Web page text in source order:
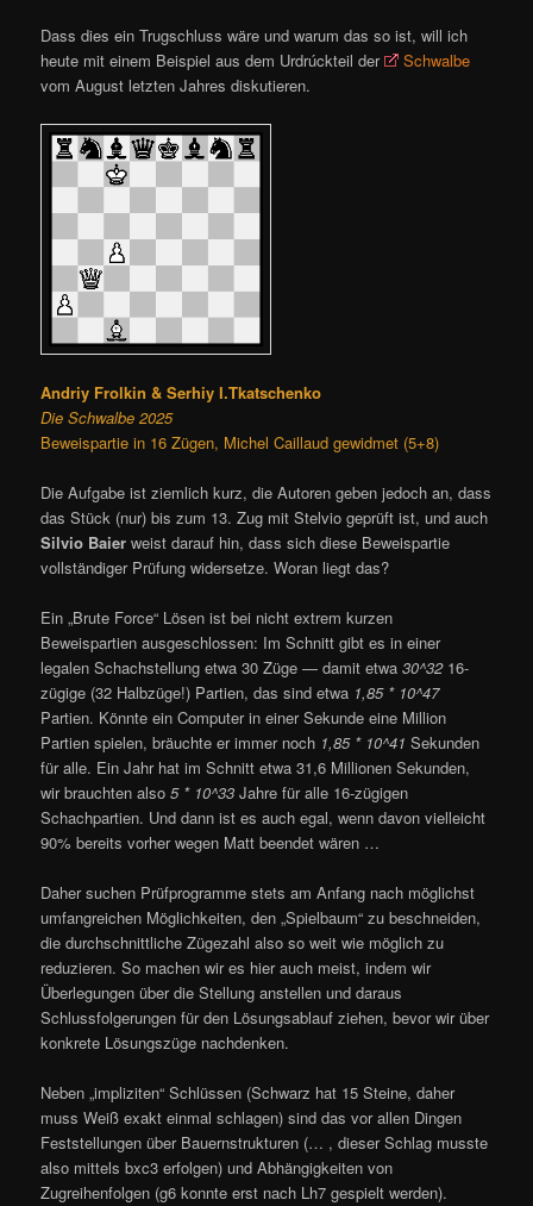
Dass dies ein Trugschluss wäre und warum das so ist, will ich
heute mit einem Beispiel aus dem Urdrúckteil der
Schwalbe
vom August letzten Jahres diskutieren.
Andriy Frolkin & Serhiy I.Tkatschenko
Die Schwalbe 2025
Beweispartie in 16 Zügen, Michel Caillaud gewidmet (5+8)
Die Aufgabe ist ziemlich kurz, die Autoren geben jedoch an, dass
das Stück (nur) bis zum 13. Zug mit Stelvio geprüft ist, und auch
Silvio Baier weist darauf hin, dass sich diese Beweispartie
vollständiger Prüfung widersetze. Woran liegt das?
Ein „Brute Force“ Lösen ist bei nicht extrem kurzen
Beweispartien ausgeschlossen: Im Schnitt gibt es in einer
legalen Schachstellung etwa 30 Züge — damit etwa30^3216-
zügige (32 Halbzüge!) Partien, das sind etwa 1,85 * 10^47
Partien. Könnte ein Computer in einer Sekunde eine Million
Partien spielen, bräuchte er immer noch 1,85 * 10^41 Sekunden
für alle. Ein Jahr hat im Schnitt etwa 31,6 Millionen Sekunden,
wir brauchten also5 * 10^33 Jahre für alle 16-zügigen
Schachpartien. Und dann ist es auch egal, wenn davon vielleicht
90% bereits vorher wegen Matt beendet wären …
Daher suchen Prüfprogramme stets am Anfang nach möglichst
umfangreichen Möglichkeiten, den „Spielbaum“ zu beschneiden,
die durchschnittliche Zügezahl also so weit wie möglich zu
reduzieren. So machen wir es hier auch meist, indem wir
Überlegungen über die Stellung anstellen und daraus
Schlussfolgerungen für den Lösungsablauf ziehen, bevor wir über
konkrete Lösungszüge nachdenken.
Neben „impliziten“ Schlüssen (Schwarz hat 15 Steine, daher
muss Weiß exakt einmal schlagen) sind das vor allen Dingen
Feststellungen über Bauernstrukturen (… , dieser Schlag musste
also mittels bxc3 erfolgen) und Abhängigkeiten von
Zugreihenfolgen (g6 konnte erst nach Lh7 gespielt werden).